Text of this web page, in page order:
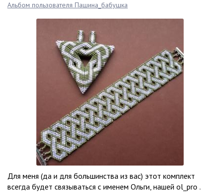
Альбом пользователя Пашина_бабушка
Для меня (да и для большинства из вас) этот комплект
всегда будет связываться с именем Ольги, нашей ol_pro .